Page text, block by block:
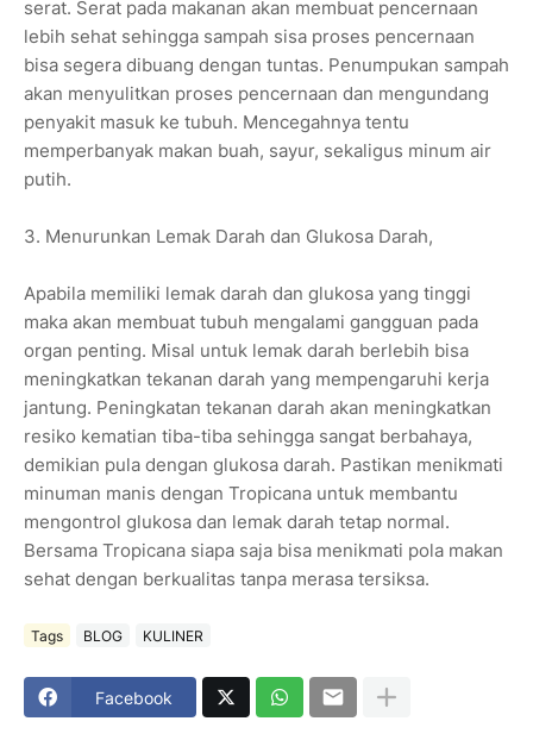
serat. Serat pada makanan akan membuat pencernaan
lebih sehat sehingga sampah sisa proses pencernaan
bisa segera dibuang dengan tuntas. Penumpukan sampah
akan menyulitkan proses pencernaan dan mengundang
penyakit masuk ke tubuh. Mencegahnya tentu
memperbanyak makan buah, sayur, sekaligus minum air
putih.
3. Menurunkan Lemak Darah dan Glukosa Darah,
Apabila memiliki lemak darah dan glukosa yang tinggi
maka akan membuat tubuh mengalami gangguan pada
organ penting. Misal untuk lemak darah berlebih bisa
meningkatkan tekanan darah yang mempengaruhi kerja
jantung. Peningkatan tekanan darah akan meningkatkan
resiko kematian tiba-tiba sehingga sangat berbahaya,
demikian pula dengan glukosa darah. Pastikan menikmati
minuman manis dengan Tropicana untuk membantu
mengontrol glukosa dan lemak darah tetap normal.
Bersama Tropicana siapa saja bisa menikmati pola makan
sehat dengan berkualitas tanpa merasa tersiksa.
Tags BLOG KULINER
Facebook